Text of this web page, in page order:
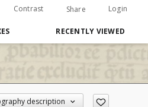
Contrast Share Login
RECENTLY VIEWED
description